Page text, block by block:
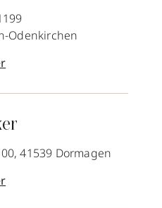
Odenkirchen
41539 Dormagen